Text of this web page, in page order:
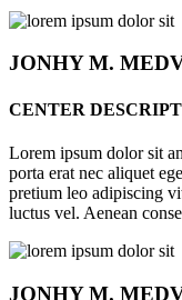
JONHYM.
CENTER
Lorem ipsum dolor sit
porta erat nec aliquet
pretium leo adipiscing
luctus vel. Aenean
JONHYM.